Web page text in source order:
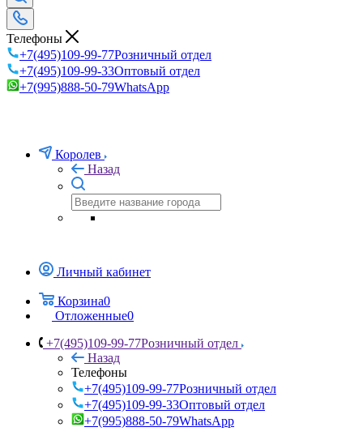
Телефоны
+7(495)109-99-77Розничный отдел
+7(495)109-99-33Оптовый отдел
+7(995)888-50-79WhatsApp
Королев
Назад
Личный кабинет
Корзина0
Отложенные0
+7(495)109-99-77Розничный отдел
Назад
Телефоны
+7(495)109-99-77Розничный отдел
+7(495)109-99-33Оптовый отдел
+7(995)888-50-79WhatsApp